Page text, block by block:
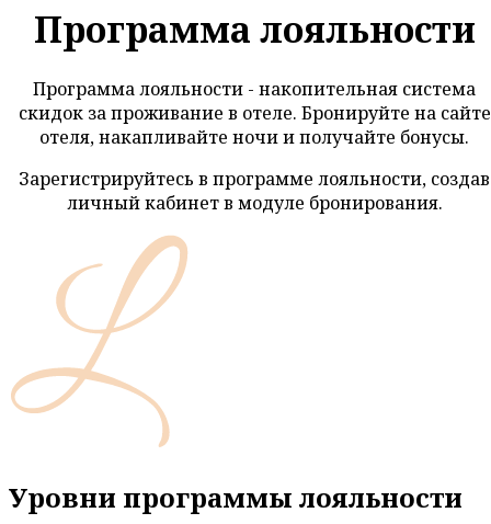
Программа лояльности
Программа лояльности - накопительная система
скидок за проживание в отеле. Бронируйте на сайте
отеля, накапливайте ночи и получайте бонусы.
Зарегистрируйтесь в программе лояльности, создав
личный кабинет в модуле бронирования.
Уровни программы лояльности